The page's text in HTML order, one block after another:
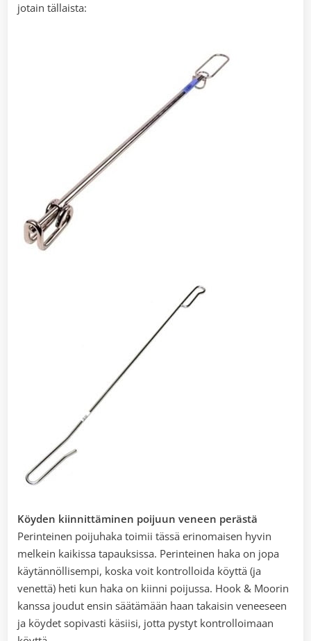
jotain tällaista:
Köyden kiinnittäminen poijuun veneen perästä
Perinteinen poijuhaka toimii tässä erinomaisen hyvin
melkein kaikissa tapauksissa. Perinteinen haka on jopa
käytännöllisempi, koska voit kontrolloida köyttä (ja
venettä) heti kun haka on kiinni poijussa. Hook & Moorin
kanssa joudut ensin säätämään haan takaisin veneeseen
ja köydet sopivasti käsiisi, jotta pystyt kontrolloimaan